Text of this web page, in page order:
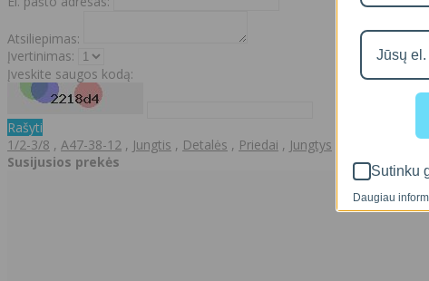
Atsiliepimas:
Įvertinimas:
Įveskite saugos kodą:
Rašyti
1/2-3/8 , A47-38-12 , Jungtis , Detalės , Priedai , Jungtys
Susijusios prekės
Sutinku
Daugiau